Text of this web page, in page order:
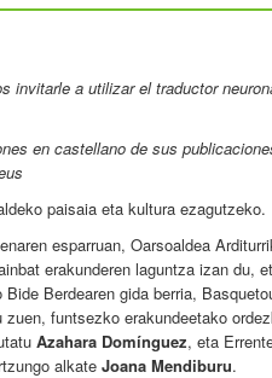
invitarle a utilizar el traductor
en castellano de sus
paisaia eta kultura ezagutzeko.
esparruan, Oarsoaldea
erakunderen laguntza izan du,
Berdearen gida berria,
zuen, funtsezko erakundeetako
Azahara Domínguez, eta
alkate Joana Mendiburu.